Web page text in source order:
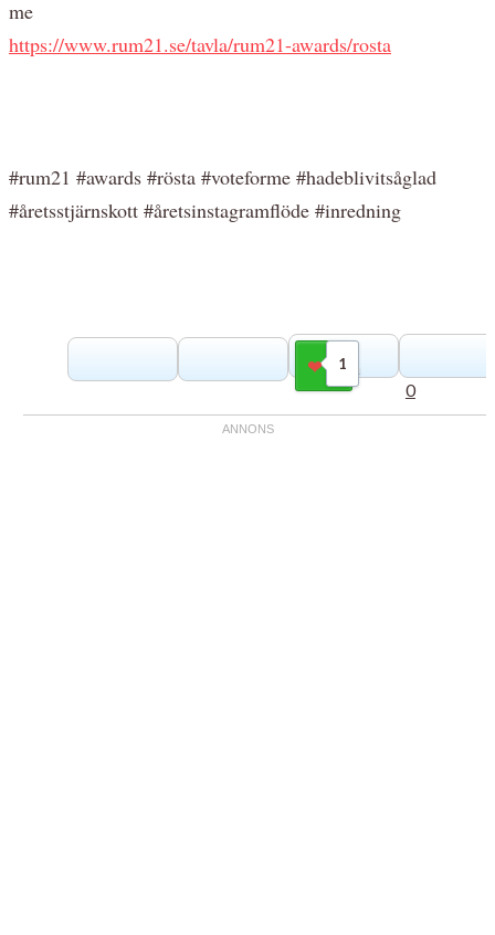
me
https://www.rum21.se/tavla/rum21-awards/rosta
#rum21 #awards #rösta #voteforme #hadeblivitsåglad
#åretsstjärnskott #åretsinstagramflöde #inredning
1
Gilla
0